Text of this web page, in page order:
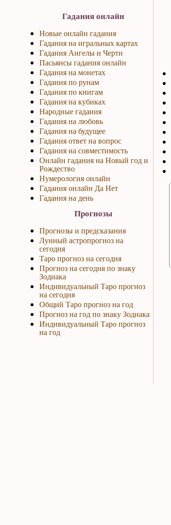
Гадания онлайн
Новые онлайн гадания
Гадания на игральных картах
Гадания Ангелы и Черти
Пасьянсы гадания онлайн
Гадания на монетах
Гадания по рунам
Гадания по книгам
Гадания на кубиках
Народные гадания
Гадания на любовь
Гадания на будущее
Гадания ответ на вопрос
Гадания на совместимость
Онлайн гадания на Новый год и
Рождество
Нумерология онлайн
Гадания онлайн Да Нет
Гадания на день
Прогнозы
Прогнозы и предсказания
Лунный астропрогноз на
сегодня
Таро прогноз на сегодня
Прогноз на сегодня по знаку
Зодиака
Индивидуальный Таро прогноз
на сегодня
Общий Таро прогноз на год
Прогноз на год по знаку Зодиака
Индивидуальный Таро прогноз
на год